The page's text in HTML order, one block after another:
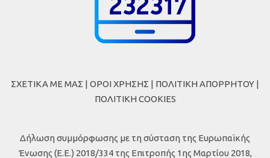
ΣΧΕΤΙΚΑ ΜΕ ΜΑΣ | ΟΡΟΙ ΧΡΗΣΗΣ | ΠΟΛΙΤΙΚΗ ΑΠΟΡΡΗΤΟΥ |
ΠΟΛΙΤΙΚΗ COOKIES
Δήλωση συμμόρφωσης με τη σύσταση της Ευρωπαϊκής
Ένωσης (Ε.Ε.) 2018/334 της Επιτροπής 1ης Μαρτίου 2018,